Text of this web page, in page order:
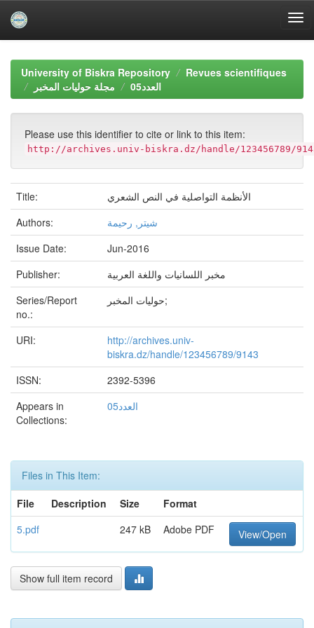
navigationUniversity of Biskra Repository
Revues scientifiques
مجلة حوليات المخبر
العدد05
Please use this identifier to cite or link to this item:
http://archives.univ-biskra.dz/handle/123456789/
Title:
الأنظمة التواصلية في النص الشعري
Authors:
شيتر, رحيمة
Issue Date:
Jun-2016
Publisher:
مخبر اللسانيات واللغة العربية
Series/Report
no.:
حوليات المخبر;
URI:
http://archives.univ-
biskra.dz/handle/123456789/9143
ISSN:
2392-5396
Appears in
Collections:
العدد05
Files in This Item:
File
Description Size
Format
5.pdf
247 kB Adobe PDF View/Open
Show full item record